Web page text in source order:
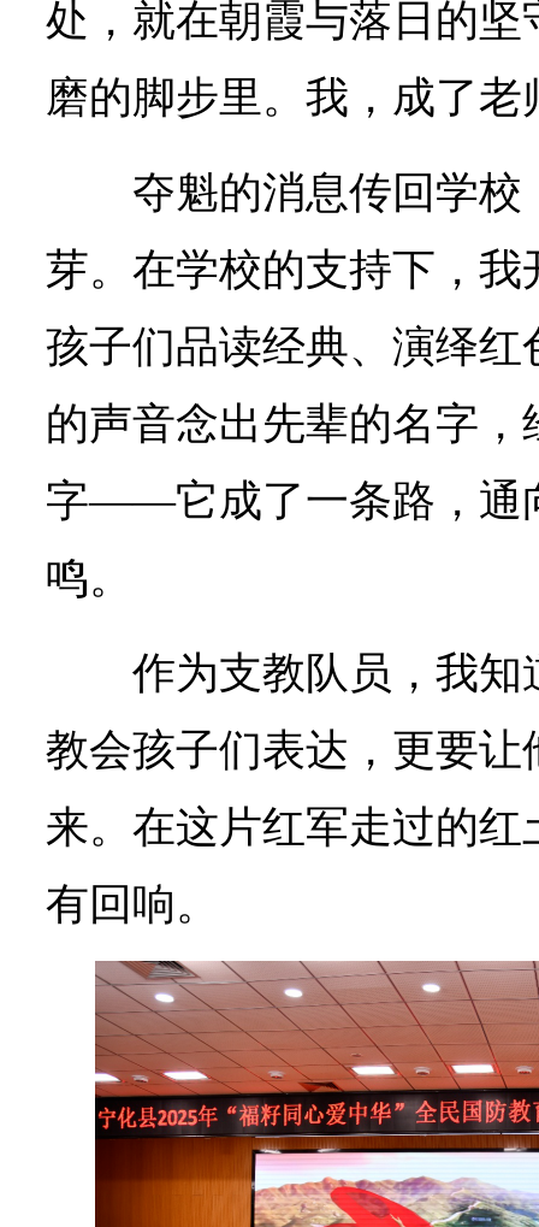
处，就在朝霞与落日的
磨的脚步里。我，成了老
夺魁的消息传回学
芽。在学校的支持下，
孩子们品读经典、演绎
的声音念出先辈的名字
字——它成了一条路，通
鸣。
作为支教队员，我
教会孩子们表达，更要
来。在这片红军走过的
有回响。